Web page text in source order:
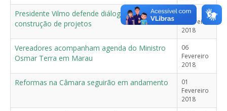
Presidente Vilmo defende diálogo na
construção de projetos
06
Fevereiro
2018
Vereadores acompanham agenda do Ministro
Osmar Terra em Marau
06
Fevereiro
2018
Reformas na Câmara seguirão em andamento
01
Fevereiro
2018